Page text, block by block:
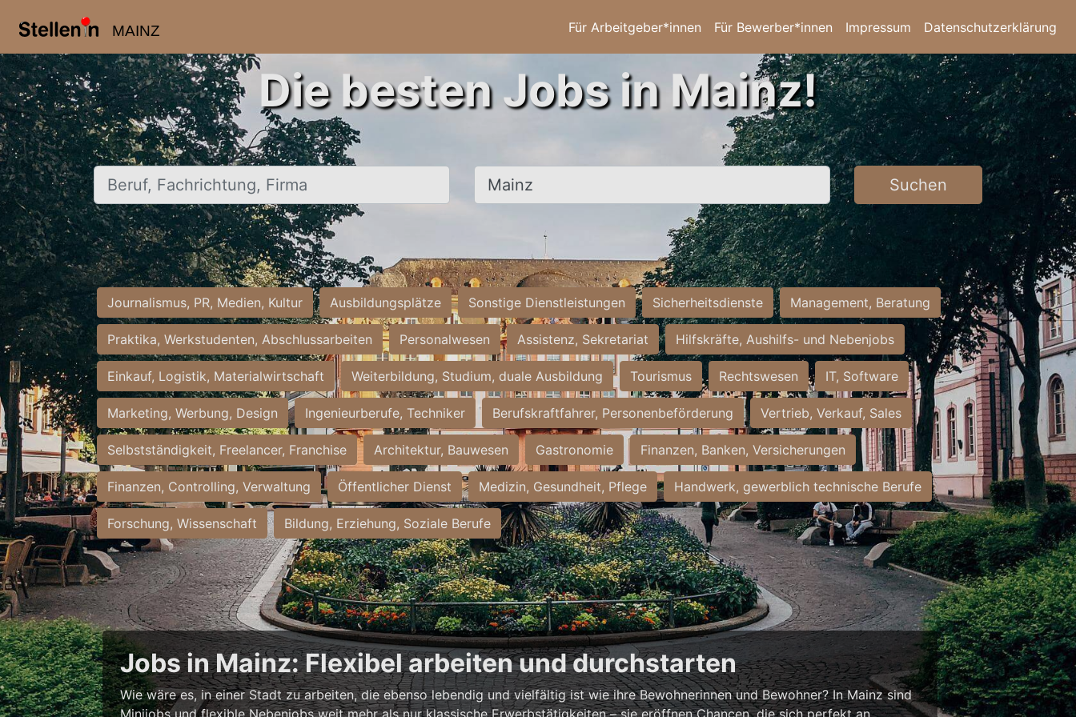
MAINZ Für Arbeitgeber*innen Für Bewerber*innen Impressum Datenschutzerklärung
Die besten Jobs in Mainz!
Beruf, Fachrichtung, Firma Ort, Stadt Suchen
Journalismus, PR, Medien, Kultur Ausbildungsplätze Sonstige Dienstleistungen Sicherheitsdienste Management, Beratung
Praktika, Werkstudenten, Abschlussarbeiten Personalwesen Assistenz, Sekretariat Hilfskräfte, Aushilfs- und Nebenjobs
Einkauf, Logistik, Materialwirtschaft Weiterbildung, Studium, duale Ausbildung Tourismus Rechtswesen IT, Software
Marketing, Werbung, Design Ingenieurberufe, Techniker Berufskraftfahrer, Personenbeförderung Vertrieb, Verkauf, Sales
Selbstständigkeit, Freelancer, Franchise Architektur, Bauwesen Gastronomie Finanzen, Banken, Versicherungen
Finanzen, Controlling, Verwaltung Öffentlicher Dienst Medizin, Gesundheit, Pflege Handwerk, gewerblich technische Berufe
Forschung, Wissenschaft Bildung, Erziehung, Soziale Berufe
Jobs in Mainz: Flexibel arbeiten und durchstarten
Wie wäre es, in einer Stadt zu arbeiten, die ebenso lebendig und vielfältig ist wie ihre Bewohnerinnen und Bewohner? In Mainz sind